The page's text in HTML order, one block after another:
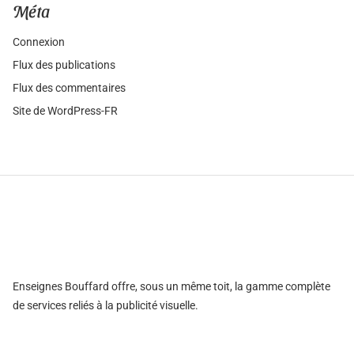
Méta
Connexion
Flux des publications
Flux des commentaires
Site de WordPress-FR
Enseignes Bouffard offre, sous un même toit, la gamme complète
de services reliés à la publicité visuelle.